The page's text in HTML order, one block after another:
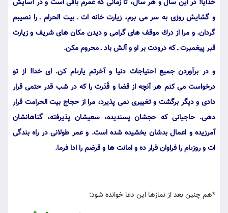
خدایا! در این سال و هر سال، تا زمانى كه عمرم باقى است و در آسایش
و گشایش روزى به سر مى برم، زیارت خانه ات ـ بیت الحرام ـ را نصیبم
گردان. و مرا از درك موقف هاى گرامى و دیدن مكان هاى شریف و زیارت
قبر پیغمبرت ـ كه درودت بر او و آلش باد ـ محروم مكن.
و در برآوردن جمیع احتیاجات دنیا و آخرتم یارىام كن. اى خدا! از تو
درخواست مى كنم هر آنچه از قضا و قَدَرت را كه در شب قدر حتمى قرار
دادى و دیگر برگشت و تغییرى نمى پذیرد، مرا از حجاج بیت الحرامت قرار
دهى. حاجیانى كه حجشان پسندیده، سعیشان پذیرفته، گناهانشان
آمرزیده و اعمال بدشان بخشیده شده است. و عمر طولانى در راه بندگى
ات و روزىام را فراوان قرار ده و امانت ها و قرضم را ادا فرما.
*هم چنین بعد از نمازها این دعا خوانده شود: